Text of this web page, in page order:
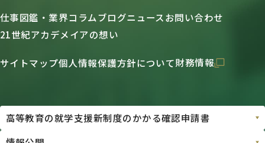
仕事図鑑・業界コラムブログニュースお問い合わせ
21世紀アカデメイアの想い
サイトマップ個人情報保護方針について財務情報